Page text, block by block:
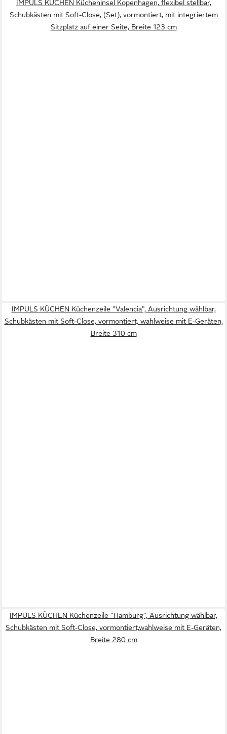
IMPULS KÜCHEN Kücheninsel Kopenhagen, flexibel stellbar,
Schubkästen mit Soft-Close, (Set), vormontiert, mit integriertem
Sitzplatz auf einer Seite, Breite 123 cm
IMPULS KÜCHEN Küchenzeile "Valencia", Ausrichtung wählbar,
Schubkästen mit Soft-Close, vormontiert, wahlweise mit E-Geräten,
Breite 310 cm
IMPULS KÜCHEN Küchenzeile "Hamburg", Ausrichtung wählbar,
Schubkästen mit Soft-Close, vormontiert,wahlweise mit E-Geräten,
Breite 280 cm